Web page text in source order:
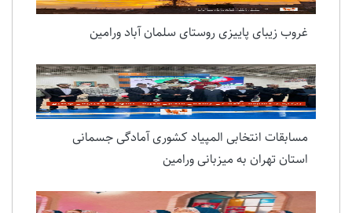
غروب زیبای پاییزی روستای سلمان آباد ورامین
مسابقات انتخابی المپیاد کشوری آمادگی جسمانی
استان تهران به میزبانی ورامین